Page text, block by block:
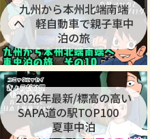
九州から本州北端南端
へ 軽自動車で親子車中
泊の旅
2026年最新/標高の高い
SAPA道の駅TOP100
夏車中泊